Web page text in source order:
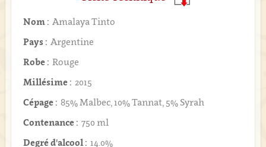
Nom : Amalaya Tinto
Pays : Argentine
Robe : Rouge
Millésime : 2015
Cépage : 85% Malbec, 10% Tannat, 5% Syrah
Contenance : 750 ml
Degré d'alcool : 14.0%